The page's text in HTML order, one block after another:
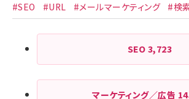
#SEO #URL #メールマーケティング #検
SEO 3,723
マーケティング／広告